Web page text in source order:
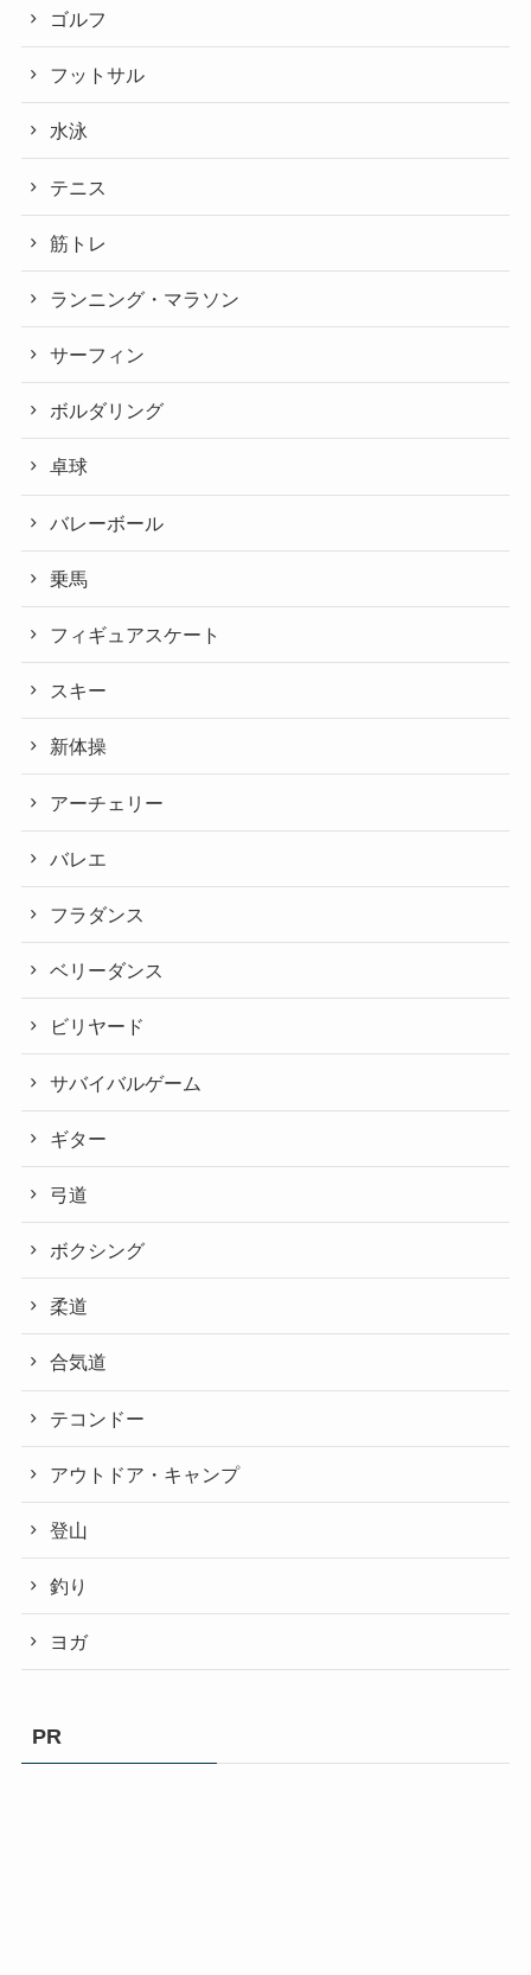
ゴルフ
フットサル
水泳
テニス
筋トレ
ランニング・マラソン
サーフィン
ボルダリング
卓球
バレーボール
乗馬
フィギュアスケート
スキー
新体操
アーチェリー
バレエ
フラダンス
ベリーダンス
ビリヤード
サバイバルゲーム
ギター
弓道
ボクシング
柔道
合気道
テコンドー
アウトドア・キャンプ
登山
釣り
ヨガ
PR